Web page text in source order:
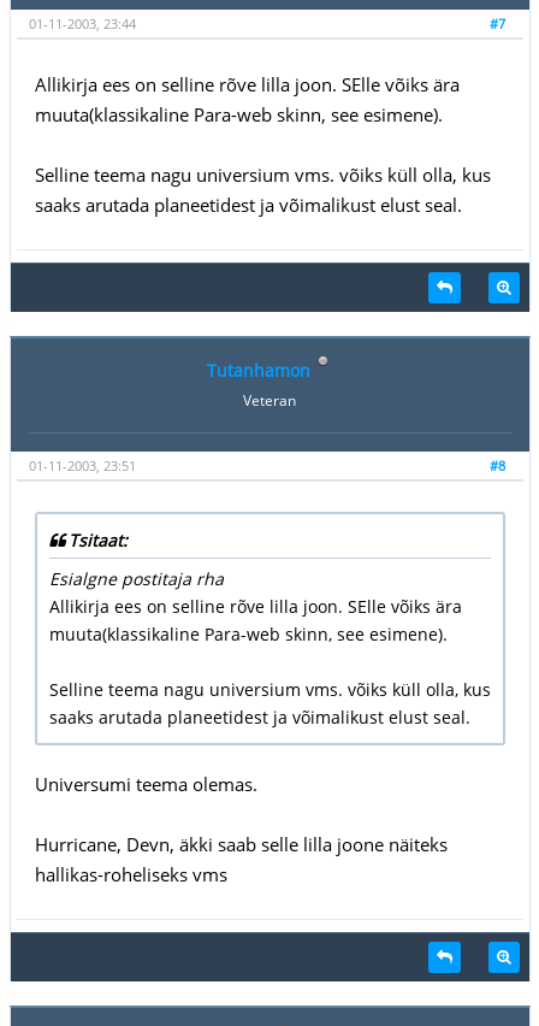
#7
01-11-2003, 23:44
Allikirja ees on selline rõve lilla joon. SElle võiks ära
muuta(klassikaline Para-web skinn, see esimene).
Selline teema nagu universium vms. võiks küll olla, kus
saaks arutada planeetidest ja võimalikust elust seal.
Tutanhamon
Veteran
#8
01-11-2003, 23:51
Tsitaat:
Esialgne postitaja rha
Allikirja ees on selline rõve lilla joon. SElle võiks ära
muuta(klassikaline Para-web skinn, see esimene).
Selline teema nagu universium vms. võiks küll olla, kus
saaks arutada planeetidest ja võimalikust elust seal.
Universumi teema olemas.
Hurricane, Devn, äkki saab selle lilla joone näiteks
hallikas-roheliseks vms